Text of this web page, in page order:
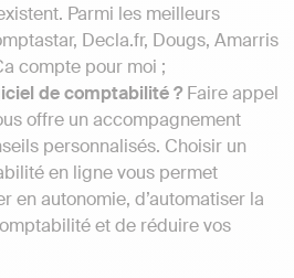
Parmi les meilleurs
Decla.fr, Dougs, Amarris
compte pour moi ;
de comptabilité ? Faire appel
offre un accompagnement
personnalisés. Choisir un
en ligne vous permet
en autonomie, d’automatiser la
et de réduire vos